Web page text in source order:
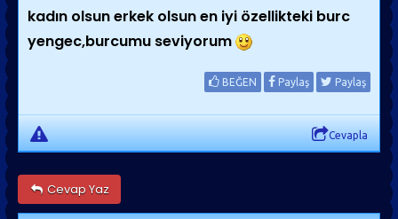
kadın olsun erkek olsun en iyi özellikteki burc
yengec,burcumu seviyorum
BEĞEN Paylaş Paylaş
Cevapla
Cevap Yaz